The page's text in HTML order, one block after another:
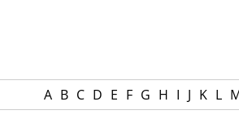
A B C D E F G H I J K L